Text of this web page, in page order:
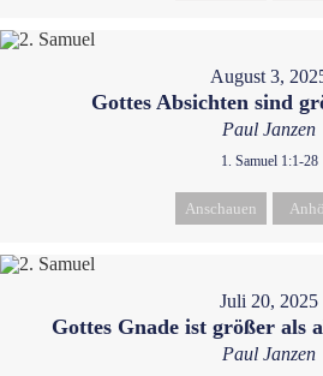
August 3,
Gottes Absichten sind
Paul Janzen
1. Samuel 1:1-28
Anschauen
Juli 20, 2025
Gottes Gnade ist größer als
Paul Janzen